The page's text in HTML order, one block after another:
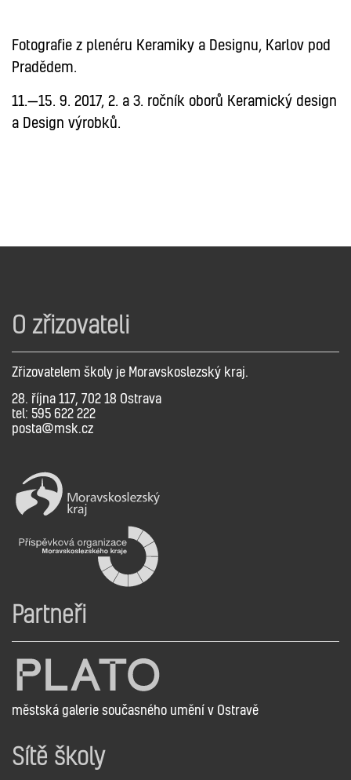
Fotografie z plenéru Keramiky a Designu, Karlov pod
Pradědem.
11.—15. 9. 2017, 2. a 3. ročník oborů Keramický design
a Design výrobků.
O zřizovateli
Zřizovatelem školy je Moravskoslezský kraj.
28. října 117, 702 18 Ostrava
tel: 595 622 222
posta@msk.cz
Partneři
městská galerie současného umění v Ostravě
Sítě školy